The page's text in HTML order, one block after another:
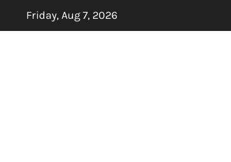
机Dadali、Repvblik、Armada及Samsons联手打造年度
Friday, Aug 7, 2026